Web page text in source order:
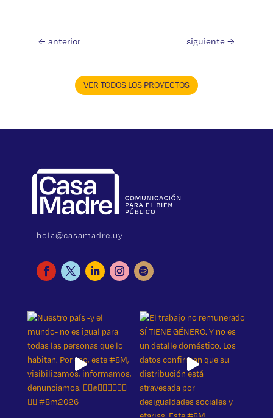
← anterior siguiente →
VER TODOS LOS PROYECTOS
hola@casamadre.uy